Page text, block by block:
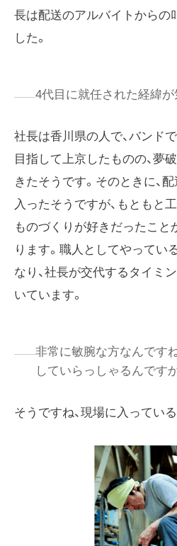
長は配送のアルバイトからの
した。
4代目に就任された経緯が
社長は香川県の人で、バンド
目指して上京したものの、夢
きたそうです。そのときに、
入ったそうですが、もともと
ものづくりが好きだったこと
ります。職人としてやってい
なり、社長が交代するタイミ
いています。
非常に敏腕な方なんです
していらっしゃるんです
そうですね、現場に入ってい